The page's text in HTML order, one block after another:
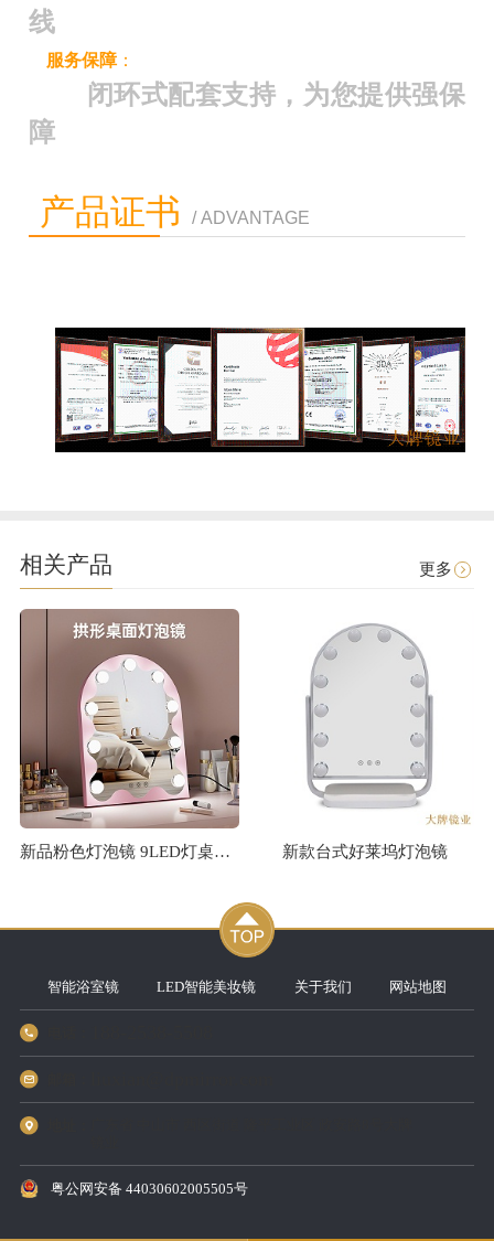
线
服务保障：
闭环式配套支持，为您提供强保
障
产品证书 / ADVANTAGE
相关产品 更多
新品粉色灯泡镜 9LED灯桌面镜 新款台式好莱坞灯泡镜
智能浴室镜 LED智能美妆镜 关于我们 网站地图
粤公网安备 44030602005505号